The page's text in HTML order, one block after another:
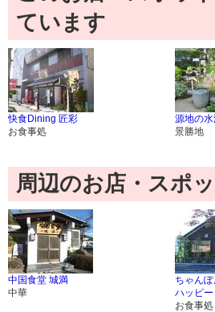
ています
快食Dining 匠彩
お食事処
源地の
景勝地
周辺のお店・スポ
中国食堂 城満
中華
ちゃん
ハッピー
お食事処